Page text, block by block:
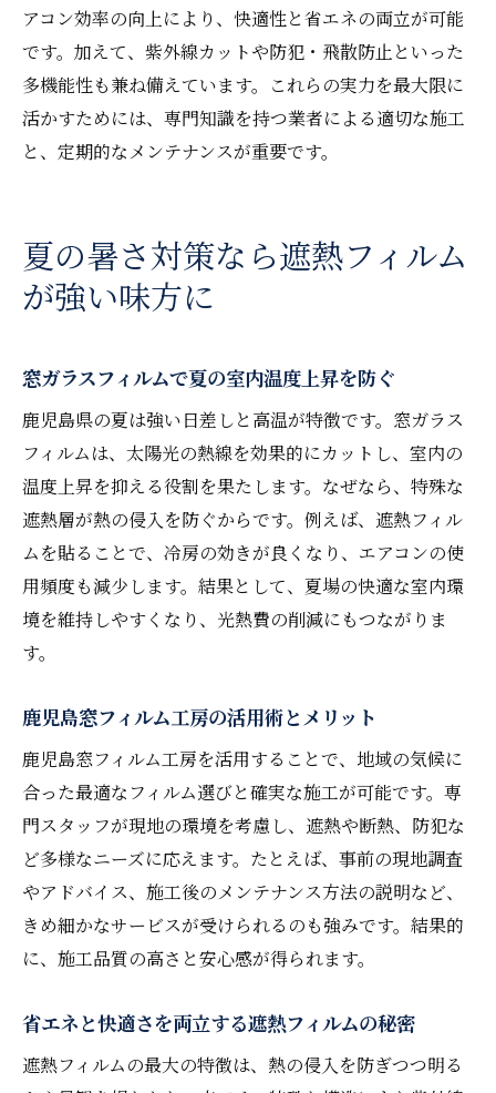
アコン効率の向上により、快適性と省エネの両立が可能
です。加えて、紫外線カットや防犯・飛散防止といった
多機能性も兼ね備えています。これらの実力を最大限に
活かすためには、専門知識を持つ業者による適切な施工
と、定期的なメンテナンスが重要です。
夏の暑さ対策なら遮熱フィルム
が強い味方に
窓ガラスフィルムで夏の室内温度上昇を防ぐ
鹿児島県の夏は強い日差しと高温が特徴です。窓ガラス
フィルムは、太陽光の熱線を効果的にカットし、室内の
温度上昇を抑える役割を果たします。なぜなら、特殊な
遮熱層が熱の侵入を防ぐからです。例えば、遮熱フィル
ムを貼ることで、冷房の効きが良くなり、エアコンの使
用頻度も減少します。結果として、夏場の快適な室内環
境を維持しやすくなり、光熱費の削減にもつながりま
す。
鹿児島窓フィルム工房の活用術とメリット
鹿児島窓フィルム工房を活用することで、地域の気候に
合った最適なフィルム選びと確実な施工が可能です。専
門スタッフが現地の環境を考慮し、遮熱や断熱、防犯な
ど多様なニーズに応えます。たとえば、事前の現地調査
やアドバイス、施工後のメンテナンス方法の説明など、
きめ細かなサービスが受けられるのも強みです。結果的
に、施工品質の高さと安心感が得られます。
省エネと快適さを両立する遮熱フィルムの秘密
遮熱フィルムの最大の特徴は、熱の侵入を防ぎつつ明る